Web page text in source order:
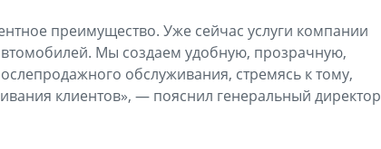
преимущество. Уже сейчас услуги компании
Мы создаем удобную, прозрачную,
обслуживания, стремясь к тому,
клиентов», — пояснил генеральный директор